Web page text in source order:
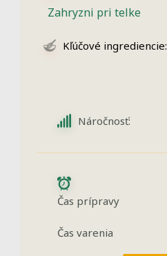
Zahryzni pri telke
Kľúčové ingrediencie:
Náročnosť:
Čas prípravy
Čas varenia